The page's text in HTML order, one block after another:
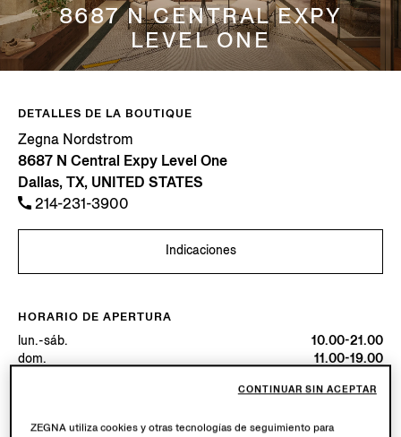
8687 N CENTRAL EXPY
LEVEL ONE
DETALLES DE LA BOUTIQUE
Zegna Nordstrom
8687 N Central Expy Level One
Dallas, TX, UNITED STATES
214-231-3900
Indicaciones
HORARIO DE APERTURA
lun.-sáb.
10.00-21.00
dom.
11.00-19.00
SERVICIOS DISPONIBLES
ZEGNA utiliza cookies y otras tecnologías de seguimiento para
CONTINUAR SIN ACEPTAR